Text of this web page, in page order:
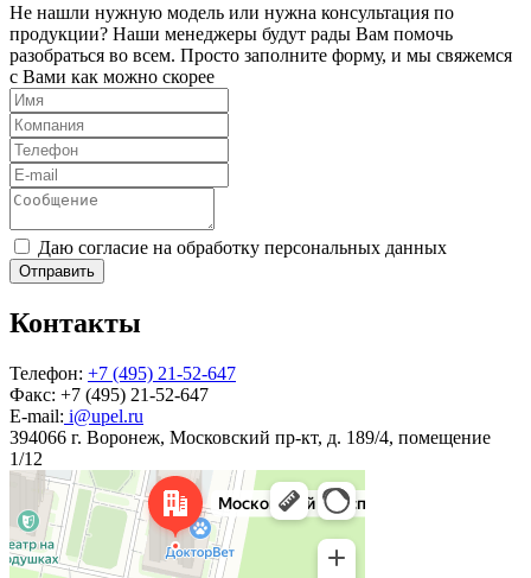
Не нашли нужную модель или нужна консультация по
продукции? Наши менеджеры будут рады Вам помочь
разобраться во всем. Просто заполните форму, и мы свяжемся
с Вами как можно скорее
Даю согласие на обработку персональных данных
Отправить
Контакты
Телефон: +7 (495) 21-52-647
Факс: +7 (495) 21-52-647
E-mail: i@upel.ru
394066 г. Воронеж, Московский пр-кт, д. 189/4, помещение
1/12